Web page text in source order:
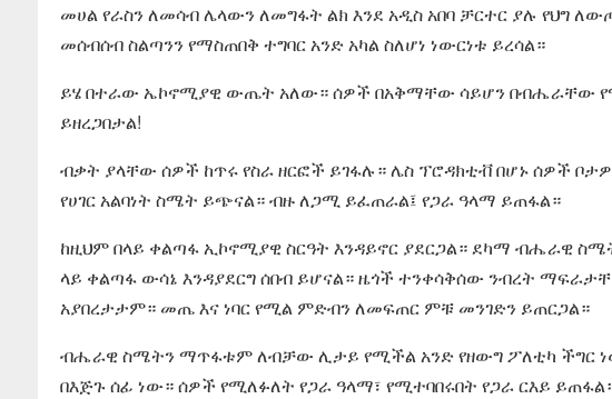
መሀል የራስን ለመሳብ ሌላውን ለመግፋት ልክ እንደ አዲስ አበባ ቻርተር ያሉ የህግ
መሰብሰብ ስልጣንን የማስጠበቅ ተግባር አንድ አካል ስለሆነ ነውርነቱ ይረሳል።
ይሄ በተራው ኤኮኖሚያዊ ውጤት አለው። ሰዎች በአቅማቸው ሳይሆን በብሔራቸው
ይዘረጋበታል!
ብቃት ያላቸው ሰዎች ከጥሩ የስራ ዘርፎች ይገፋሉ። ሌስ ፕሮዳክቲቭ በሆኑ ሰዎች
የሀገር አልባነት ስሜት ይጭናል። ብዙ ለጋሚ ይፈጠራል፤ የጋራ ዓላማ ይጠፋል።
ከዚህም በላይ ቀልጣፋ ኢኮኖሚያዊ ስርዓት እንዳይኖር ያደርጋል። ደካማ ብሔራዊ
ላይ ቀልጣፋ ውሳኔ እንዳያደርግ ሰበብ ይሆናል። ዜጎች ተንቀሳቅሰው ንብረት
አያበረታታም። መጤ እና ነባር የሚል ምድብን ለመፍጠር ምቹ መንገድን ይጠርጋል።
ብሔራዊ ስሜትን ማጥፋቱም ለብቻው ሊታይ የሚችል አንድ የዘውግ ፖለቲካ ችግር
በእጅጉ ሰፊ ነው። ሰዎች የሚለፉለት የጋራ ዓላማ፣ የሚተባበሩበት የጋራ ርእይ